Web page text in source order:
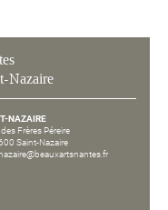
Nazaire
NAZAIRE
Frères Péreire
Saint-Nazaire